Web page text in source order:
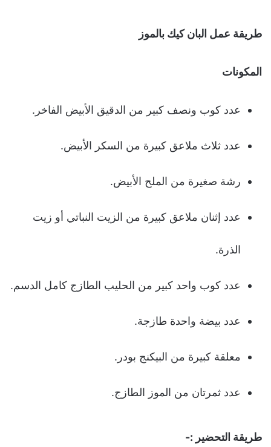
طريقة عمل البان كيك بالموز
المكونات
عدد كوب ونصف كبير من الدقيق الأبيض الفاخر.
عدد ثلاث ملاعق كبيرة من السكر الأبيض.
رشة صغيرة من الملح الأبيض.
عدد إثنان ملاعق كبيرة من الزيت النباتي أو زيت
الذرة.
عدد كوب واحد كبير من الحليب الطازج كامل الدسم.
عدد بيضة واحدة طازجة.
معلقة كبيرة من البيكنج بودر.
عدد ثمرتان من الموز الطازج.
طريقة التحضير :-